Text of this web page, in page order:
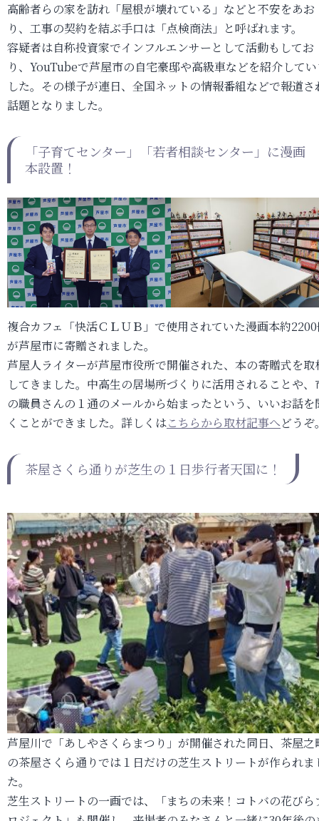
高齢者らの家を訪れ「屋根が壊れている」などと不安をあお
り、工事の契約を結ぶ手口は「点検商法」と呼ばれます。
容疑者は自称投資家でインフルエンサーとして活動もしてお
り、YouTubeで芦屋市の自宅豪邸や高級車などを紹介して
した。その様子が連日、全国ネットの情報番組などで報道さ
話題となりました。
「子育てセンター」「若者相談センター」に漫画
本設置！
複合カフェ「快活ＣＬＵＢ」で使用されていた漫画本約
が芦屋市に寄贈されました。
芦屋人ライターが芦屋市役所で開催された、本の寄贈式を取
してきました。中高生の居場所づくりに活用されることや、
の職員さんの１通のメールから始まったという、いいお話を
くことができました。詳しくはこちらから取材記事へどうぞ
茶屋さくら通りが芝生の１日歩行者天国に！
芦屋川で「あしやさくらまつり」が開催された同日、茶屋之
の茶屋さくら通りでは１日だけの芝生ストリートが作られま
た。
芝生ストリートの一画では、「まちの未来！コトバの花びら